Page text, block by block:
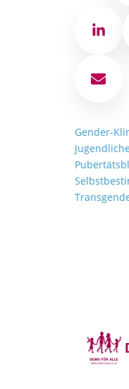
E-Mail
Gender-
Jugendliche